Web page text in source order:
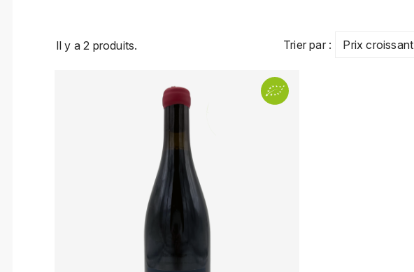
Il y a 2 produits. Trier par : Prix croissant